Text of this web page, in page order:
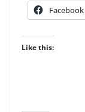
Facebook
Like this: